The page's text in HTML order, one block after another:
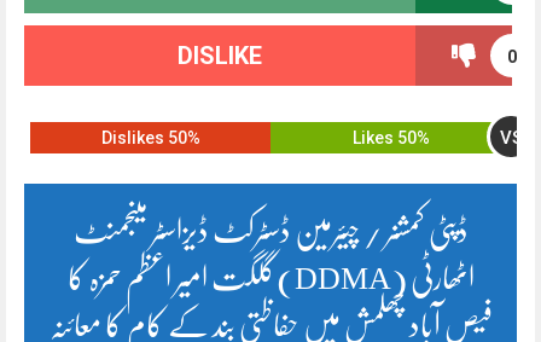
0
DISLIKE
50% Likes VS
50% Dislikes
ڈپٹی کمشنر / چیئرمین ڈسٹرکٹ ڈیزاسٹر مینجمنٹ
اٹھارٹی (DDMA)گلگت امیر اعظم حمزہ کا
فیص آباد چھلمش میں حفاظتی بند کے کام کا معائنہ